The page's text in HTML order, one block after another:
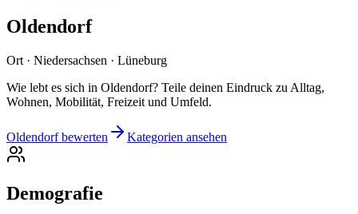
Oldendorf
Ort · Niedersachsen · Lüneburg
Wie lebt es sich in Oldendorf? Teile deinen Eindruck zu Alltag,
Wohnen, Mobilität, Freizeit und Umfeld.
Oldendorf bewerten Kategorien ansehen
Demografie